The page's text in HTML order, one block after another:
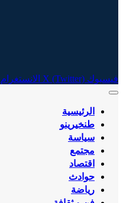
فيسبوك X (Twitter) الانستغرام
الرئيسية
طنخيرينو
سياسة
مجتمع
اقتصاد
حوادث
رياضة